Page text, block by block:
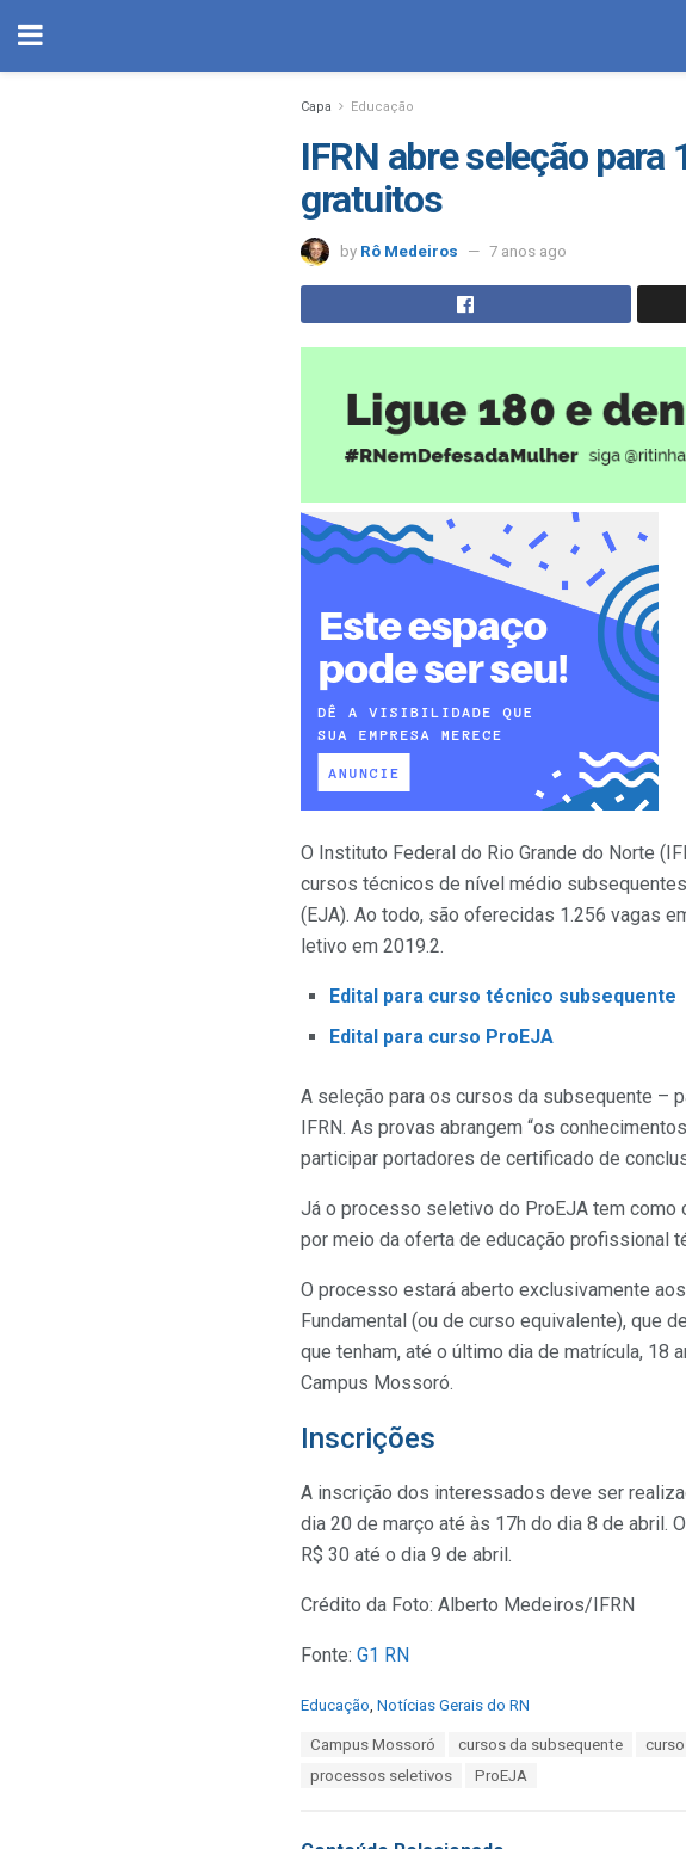
Capa Educação
IFRN abre seleção
gratuitos
by Rô Medeiros 7 anos ago
O Instituto Federal do Rio Grande do Norte
cursos técnicos de nível médio
(EJA). Ao todo, são oferecidas 1.256 vagas
letivo em 2019.2.
Edital para curso técnico subsequente
Edital para curso ProEJA
A seleção para os cursos da subsequente –
IFRN. As provas abrangem “os
participar portadores de certificado de
Já o processo seletivo do ProEJA tem como
por meio da oferta de educação profissional
O processo estará aberto exclusivamente
Fundamental (ou de curso equivalente), que
que tenham, até o último dia de matrícula, 18
Campus Mossoró.
Inscrições
A inscrição dos interessados deve ser
dia 20 de março até às 17h do dia 8 de abril.
R$ 30 até o dia 9 de abril.
Crédito da Foto: Alberto Medeiros/IFRN
Fonte: G1 RN
C
Educação Notícias Gerais do RN
Campus Mossoró cursos da subsequente
processos seletivos
ProEJA